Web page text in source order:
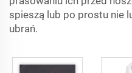
spieszą lub po prostu nie
ubrań.